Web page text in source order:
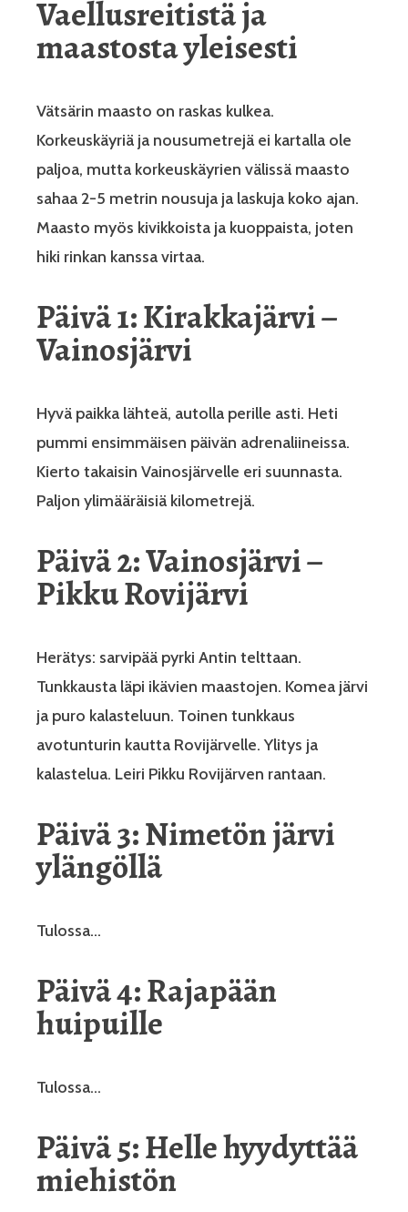
Vaellusreitistä ja
maastosta yleisesti
Vätsärin maasto on raskas kulkea.
Korkeuskäyriä ja nousumetrejä ei kartalla ole
paljoa, mutta korkeuskäyrien välissä maasto
sahaa 2-5 metrin nousuja ja laskuja koko ajan.
Maasto myös kivikkoista ja kuoppaista, joten
hiki rinkan kanssa virtaa.
Päivä 1: Kirakkajärvi –
Vainosjärvi
Hyvä paikka lähteä, autolla perille asti. Heti
pummi ensimmäisen päivän adrenaliineissa.
Kierto takaisin Vainosjärvelle eri suunnasta.
Paljon ylimääräisiä kilometrejä.
Päivä 2: Vainosjärvi –
Pikku Rovijärvi
Herätys: sarvipää pyrki Antin telttaan.
Tunkkausta läpi ikävien maastojen. Komea järvi
ja puro kalasteluun. Toinen tunkkaus
avotunturin kautta Rovijärvelle. Ylitys ja
kalastelua. Leiri Pikku Rovijärven rantaan.
Päivä 3: Nimetön järvi
ylängöllä
Tulossa…
Päivä 4: Rajapään
huipuille
Tulossa…
Päivä 5: Helle hyydyttää
miehistön